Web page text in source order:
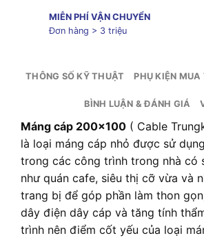
MIỄN PHÍ VẬN CHUYỂN
Đơn hàng > 3 triệu
THÔNG SỐ KỸ THUẬT PHỤ KIỆN MUA
BÌNH LUẬN & ĐÁNH GIÁ
Máng cáp 200×100 ( Cable
là loại máng cáp nhỏ được sử
trong các công trình trong nhà có
như quán cafe, siêu thị cỡ vừa và
trang bị để góp phần làm thon
dây điện dây cáp và tăng tính
trình nên điểm cốt yếu của loại